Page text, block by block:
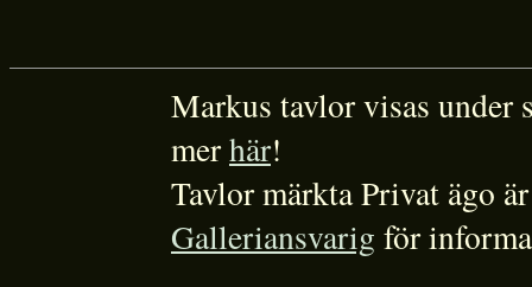
Markus tavlor visas under
merhär!
Tavlor märkta Privat ägo
Galleriansvarig för